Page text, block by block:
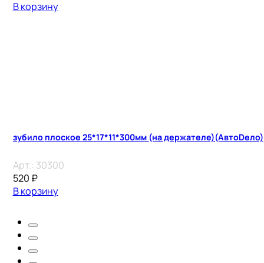
В корзину
зубило плоское 25*17*11*300мм (на держателе)(АвтоDело)
Арт.: 30300
520 ₽
В корзину